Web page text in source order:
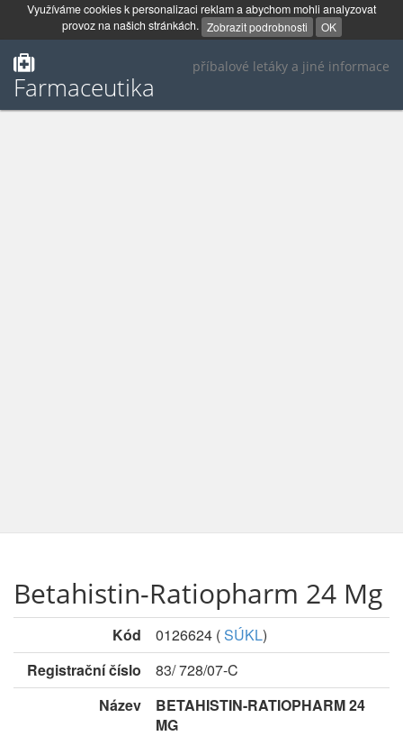
Využíváme cookies k personalizaci reklam a abychom mohli analyzovat
provoz na našich stránkách. Zobrazit podrobnosti OK
příbalové letáky a jiné informace
Farmaceutika
Betahistin-Ratiopharm 24 Mg
Kód 0126624 (SÚKL)
Registrační číslo
83/ 728/07-C
Název
BETAHISTIN-RATIOPHARM 24
MG